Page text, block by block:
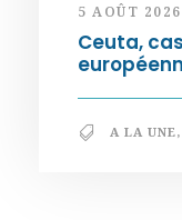
5 AOÛT 2026
Ceuta,
A LA UNE,